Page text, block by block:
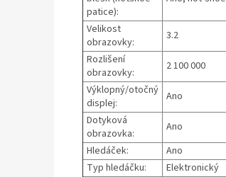
patice):
Velikost
obrazovky:
3.2
Rozlišení
obrazovky:
2 100 000
Výklopný/otočný
displej:
Ano
Dotyková
obrazovka:
Ano
Hledáček:
Ano
Typ hledáčku:
Elektronický